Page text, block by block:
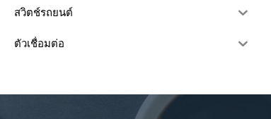
สวิตช์รถยนต์
ตัวเชื่อมต่อ